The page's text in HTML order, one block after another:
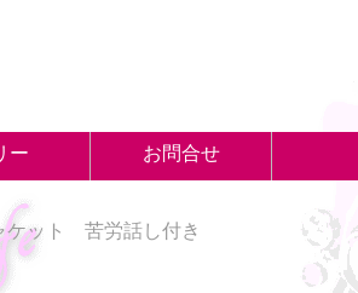
ー お問合せ
ケット 苦労話し付き